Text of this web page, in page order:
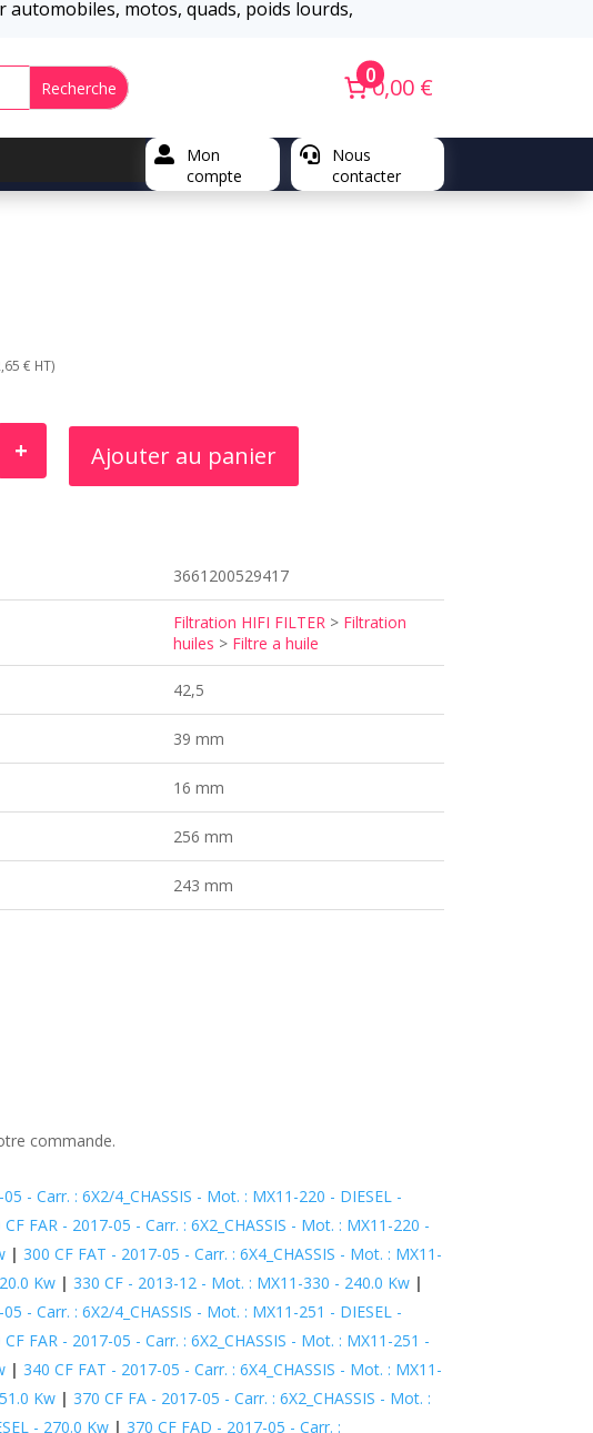
motos, quads, poids lourds,
Recherche
00,00 €

Mon
compte

Nous
contacter
€ HT)
+ Ajouter au panier
3661200529417
Filtration HIFI FILTER> Filtration
huiles > Filtre a huile
42,5
39 mm
16 mm
256 mm
243 mm
commande.
- Carr. : 6X2/4_CHASSIS - Mot. : MX11-220 - DIESEL -
CF FAR - 2017-05 - Carr. : 6X2_CHASSIS - Mot. : MX11-220 -
| 300 CF FAT - 2017-05 - Carr. : 6X4_CHASSIS - Mot. : MX11-
Kw | 330 CF - 2013-12 - Mot. : MX11-330 - 240.0 Kw |
- Carr. : 6X2/4_CHASSIS - Mot. : MX11-251 - DIESEL -
CF FAR - 2017-05 - Carr. : 6X2_CHASSIS - Mot. : MX11-251 -
| 340 CF FAT - 2017-05 - Carr. : 6X4_CHASSIS - Mot. : MX11-
Kw | 370 CF FA - 2017-05 - Carr. : 6X2_CHASSIS - Mot. :
- 270.0 Kw | 370 CF FAD - 2017-05 - Carr. :